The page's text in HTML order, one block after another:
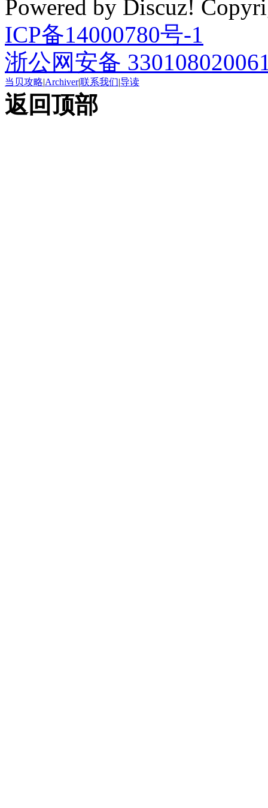
Powered by Discuz!
ICP备14000780号-1
浙公网安备
当贝攻略|Archiver|联系我们|导读
返回顶部